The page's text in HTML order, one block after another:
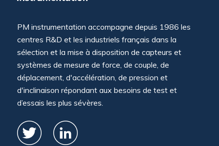
PM instrumentation accompagne depuis 1986 les
centres R&D et les industriels français dans la
sélection et la mise à disposition de capteurs et
systèmes de mesure de force, de couple, de
déplacement, d'accélération, de pression et
d'inclinaison répondant aux besoins de test et
d’essais les plus sévères.